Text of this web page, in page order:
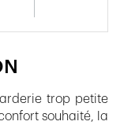
trop petite
souhaité, la